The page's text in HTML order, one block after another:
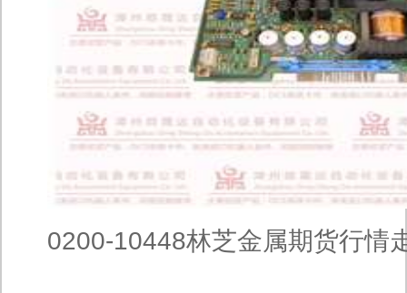
0200-10448林芝金属期货行情